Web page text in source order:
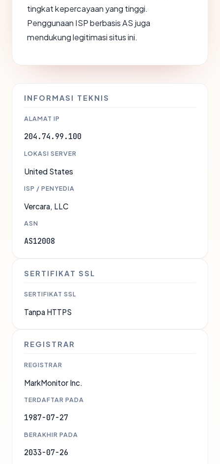
tingkat kepercayaan yang tinggi.
Penggunaan ISP berbasis AS juga
mendukung legitimasi situs ini.
INFORMASI TEKNIS
ALAMAT IP
204.74.99.100
LOKASI SERVER
United States
ISP / PENYEDIA
Vercara, LLC
ASN
AS12008
SERTIFIKAT SSL
SERTIFIKAT SSL
Tanpa HTTPS
REGISTRAR
REGISTRAR
MarkMonitor Inc.
TERDAFTAR PADA
1987-07-27
BERAKHIR PADA
2033-07-26